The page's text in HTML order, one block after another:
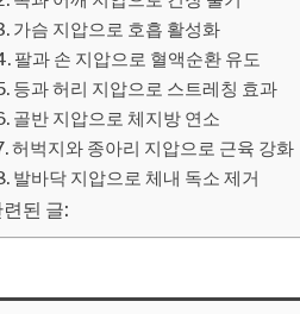
가슴 지압으로 호흡 활성화
팔과 손 지압으로 혈액순환 유도
등과 허리 지압으로 스트레칭 효과
골반 지압으로 체지방 연소
허벅지와 종아리 지압으로 근육 강화
발바닥 지압으로 체내 독소 제거
된 글: